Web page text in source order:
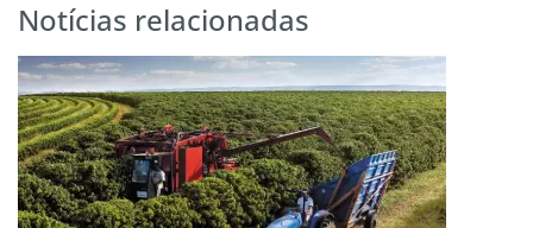
Notícias relacionadas